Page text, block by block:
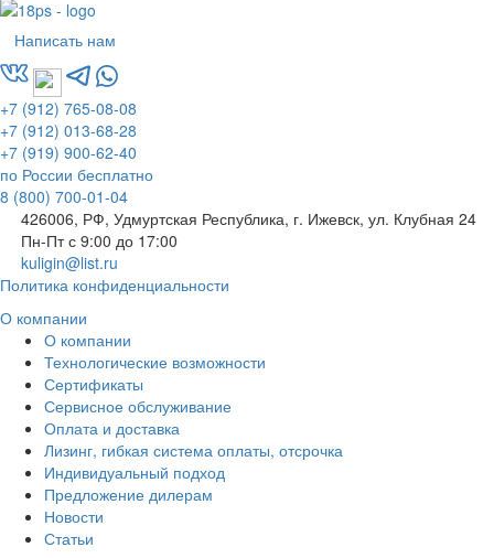
Написать нам
+7 (912) 765-08-08
+7 (912) 013-68-28
+7 (919) 900-62-40
по России бесплатно
8 (800) 700-01-04
426006, РФ, Удмуртская Республика, г. Ижевск, ул. Клубная 24
Пн-Пт с 9:00 до 17:00
kuligin@list.ru
Политика конфиденциальности
О компании
О компании
Технологические возможности
Сертификаты
Сервисное обслуживание
Оплата и доставка
Лизинг, гибкая система оплаты, отсрочка
Индивидуальный подход
Предложение дилерам
Новости
Статьи